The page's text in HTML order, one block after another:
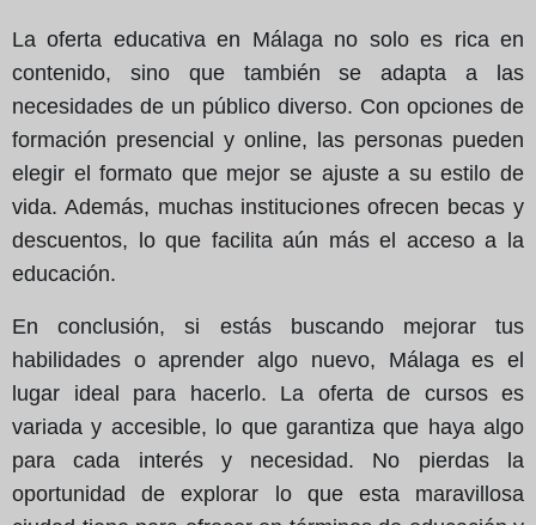
La oferta educativa en Málaga no solo es rica en
contenido, sino que también se adapta a las
necesidades de un público diverso. Con opciones de
formación presencial y online, las personas pueden
elegir el formato que mejor se ajuste a su estilo de
vida. Además, muchas instituciones ofrecen becas y
descuentos, lo que facilita aún más el acceso a la
educación.
En conclusión, si estás buscando mejorar tus
habilidades o aprender algo nuevo, Málaga es el
lugar ideal para hacerlo. La oferta de cursos es
variada y accesible, lo que garantiza que haya algo
para cada interés y necesidad. No pierdas la
oportunidad de explorar lo que esta maravillosa